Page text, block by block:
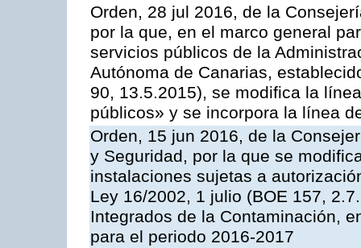
Orden, 28 jul 2016, de la
por la que, en el marco general
servicios públicos de la
Autónoma de Canarias,
90, 13.5.2015), se modifica la
públicos» y se incorpora la línea
Orden, 15 jun 2016, de la
y Seguridad, por la que se
instalaciones sujetas a
Ley 16/2002, 1 julio (BOE 157,
Integrados de la Contaminación,
para el periodo 2016-2017